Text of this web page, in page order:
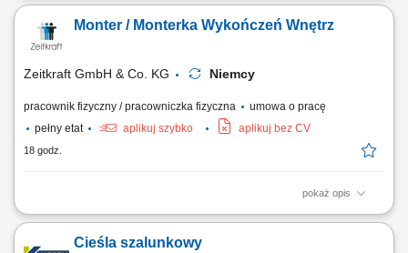
i flizelina), przygotowanie podłoża (szlifowanie, gruntowanie,
szpachlowanie, akrylowanie).
Monter / Monterka Wykończeń Wnętrz
Zeitkraft GmbH & Co. KG Niemcy
pracownik fizyczny / pracowniczka fizyczna
umowa o pracę
pełny etat
aplikuj szybko aplikuj bez CV
18 godz.
pokaż opis
Opis stanowiska: Wykonywanie prac malarskich i natryskowych zgodnie
wykończenia, Szlifowanie, szpachlowanie i inne prace
Cieśla szalunkowy